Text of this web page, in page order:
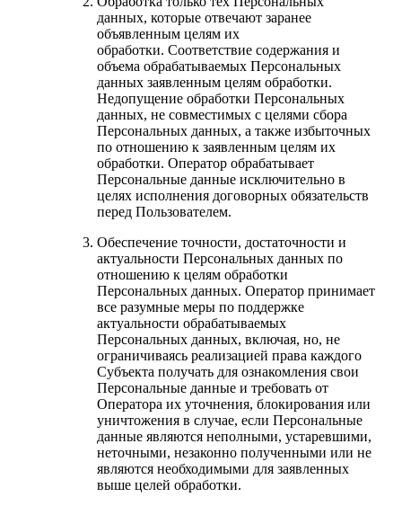
данных, которые отвечают заранее
объявленным целям их
обработки. Соответствие содержания и
объема обрабатываемых Персональных
данных заявленным целям обработки.
Недопущение обработки Персональных
данных, не совместимых с целями сбора
Персональных данных, а также избыточных
по отношению к заявленным целям их
обработки. Оператор обрабатывает
Персональные данные исключительно в
целях исполнения договорных обязательств
перед Пользователем.
Обеспечение точности, достаточности и
актуальности Персональных данных по
отношению к целям обработки
Персональных данных. Оператор принимает
все разумные меры по поддержке
актуальности обрабатываемых
Персональных данных, включая, но, не
ограничиваясь реализацией права каждого
Субъекта получать для ознакомления свои
Персональные данные и требовать от
Оператора их уточнения, блокирования или
уничтожения в случае, если Персональные
данные являются неполными, устаревшими,
неточными, незаконно полученными или не
являются необходимыми для заявленных
выше целей обработки.